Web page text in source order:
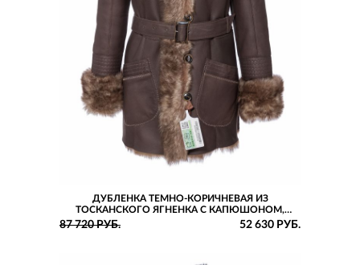
ДУБЛЕНКА ТЕМНО-КОРИЧНЕВАЯ ИЗ
ТОСКАНСКОГО ЯГНЕНКА С КАПЮШОНОМ,
ПОЯСОМ И ДЕКОРАТИВНЫМИ КАРМАНАМИ
87 720 РУБ. 52 630 РУБ.